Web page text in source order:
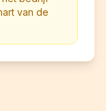
van de